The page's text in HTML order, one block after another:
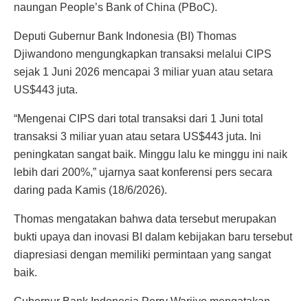
naungan People’s Bank of China (PBoC).
Deputi Gubernur Bank Indonesia (BI) Thomas
Djiwandono mengungkapkan transaksi melalui CIPS
sejak 1 Juni 2026 mencapai 3 miliar yuan atau setara
US$443 juta.
“Mengenai CIPS dari total transaksi dari 1 Juni total
transaksi 3 miliar yuan atau setara US$443 juta. Ini
peningkatan sangat baik. Minggu lalu ke minggu ini naik
lebih dari 200%,” ujarnya saat konferensi pers secara
daring pada Kamis (18/6/2026).
Thomas mengatakan bahwa data tersebut merupakan
bukti upaya dan inovasi BI dalam kebijakan baru tersebut
diapresiasi dengan memiliki permintaan yang sangat
baik.